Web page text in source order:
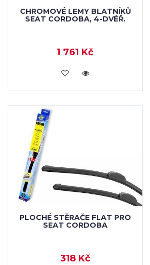
CHROMOVÉ LEMY BLATNÍKŮ
SEAT CORDOBA, 4-DVÉŘ.
1 761 Kč
VLOŽIT DO KOŠÍKU
PLOCHÉ STĚRAČE FLAT PRO
SEAT CORDOBA
318 Kč